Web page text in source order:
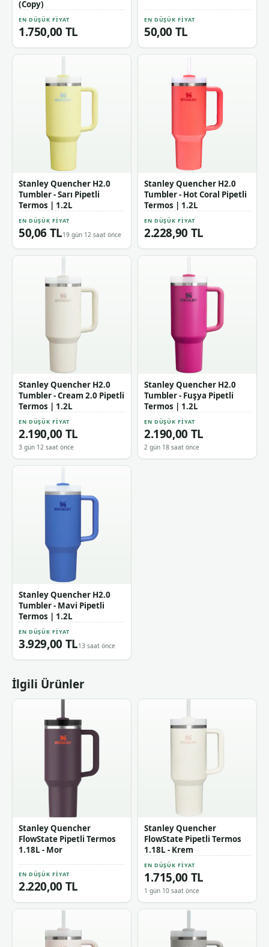
(Copy)
EN DÜŞÜK FIYAT
1.750,00 TL
EN DÜŞÜK FIYAT
50,00 TL
Stanley Quencher H2.0
Tumbler - Sarı Pipetli
Termos | 1.2L
EN DÜŞÜK FIYAT
50,06 TL19 gün 12 saat önce
Stanley Quencher H2.0
Tumbler - Hot Coral Pipetli
Termos | 1.2L
EN DÜŞÜK FIYAT
2.228,90 TL
Stanley Quencher H2.0
Tumbler - Cream 2.0 Pipetli
Termos | 1.2L
EN DÜŞÜK FIYAT
2.190,00 TL
3 gün 12 saat önce
Stanley Quencher H2.0
Tumbler - Fuşya Pipetli
Termos | 1.2L
EN DÜŞÜK FIYAT
2.190,00 TL
2 gün 18 saat önce
Stanley Quencher H2.0
Tumbler - Mavi Pipetli
Termos | 1.2L
EN DÜŞÜK FIYAT
3.929,00 TL13 saat önce
İlgili Ürünler
Stanley Quencher
FlowState Pipetli Termos
1.18L - Mor
EN DÜŞÜK FIYAT
2.220,00 TL
Stanley Quencher
FlowState Pipetli Termos
1.18L - Krem
EN DÜŞÜK FIYAT
1.715,00 TL
1 gün 10 saat önce